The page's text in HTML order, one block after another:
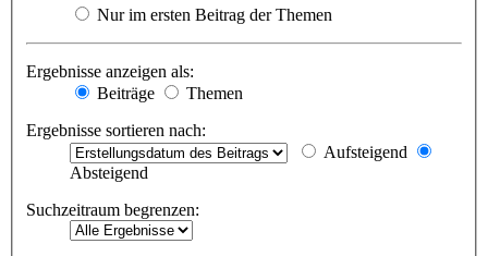
Nur im ersten Beitrag der Themen
Ergebnisse anzeigen als:
Beiträge
Themen
Ergebnisse sortieren nach:
Aufsteigend
Absteigend
Suchzeitraum begrenzen: